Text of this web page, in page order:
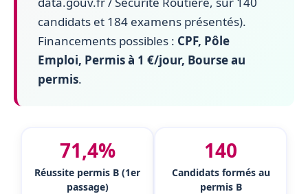
candidats et 184 examens présentés).
Financements possibles : CPF, Pôle
Emploi, Permis à 1 €/jour, Bourse au
permis.
71,4%
Réussite permis B (1er
passage)
140
Candidats formés au
permis B